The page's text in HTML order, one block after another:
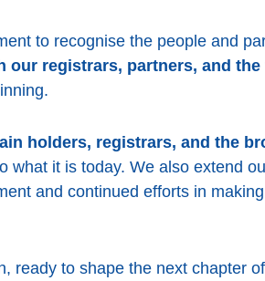
to recognise the people and
our registrars, partners, and
holders, registrars, and the
what it is today. We also extend
and continued efforts in
to shape the next chapter